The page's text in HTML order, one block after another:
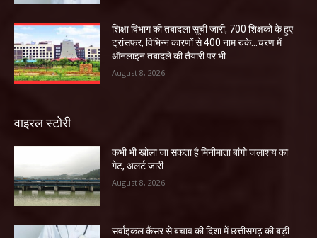
शिक्षा विभाग की तबादला सूची जारी, 700 शिक्षको के हुए
ट्रांसफर, विभिन्न कारणों से 400 नाम रुके…चरण में
ऑनलाइन तबादले की तैयारी पर भी...
August 8, 2026
वाइरल स्टोरी
कभी भी खोला जा सकता है मिनीमाता बांगो जलाशय का
गेट, अलर्ट जारी
August 8, 2026
सर्वाइकल कैंसर से बचाव की दिशा में छत्तीसगढ़ की बड़ी